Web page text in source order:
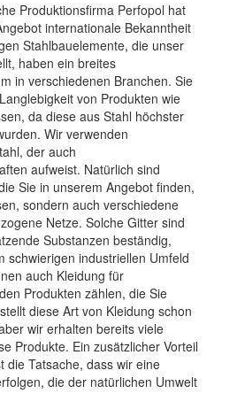
Produktionsfirma Perfopol hat
internationale Bekanntheit
Stahlbauelemente, die unser
haben ein breites
in verschiedenen Branchen. Sie
von Produkten wie
da diese aus Stahl höchster
Wir verwenden
der auch
aufweist. Natürlich sind
Sie in unserem Angebot finden,
sondern auch verschiedene
Netze. Solche Gitter sind
Substanzen beständig,
schwierigen industriellen Umfeld
auch Kleidung für
Produkten zählen, die Sie
diese Art von Kleidung schon
wir erhalten bereits viele
Produkte. Ein zusätzlicher Vorteil
die Tatsache, dass wir eine
die der natürlichen Umwelt